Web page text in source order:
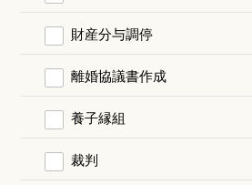
財産分与調停
離婚協議書作成
養子縁組
裁判